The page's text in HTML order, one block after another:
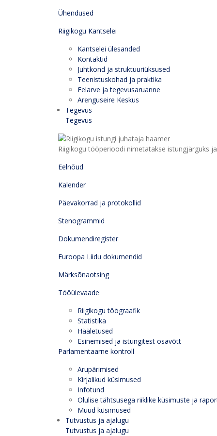
Ühendused
Riigikogu Kantselei
Kantselei ülesanded
Kontaktid
Juhtkond ja struktuuriüksused
Teenistuskohad ja praktika
Eelarve ja tegevusaruanne
Arenguseire Keskus
Tegevus
Tegevus
Riigikogu tööperioodi nimetatakse istungjärguks
Eelnõud
Kalender
Päevakorrad ja protokollid
Stenogrammid
Dokumendiregister
Euroopa Liidu dokumendid
Märksõnaotsing
Tööülevaade
Riigikogu töögraafik
Statistika
Hääletused
Esinemised ja istungitest osavõtt
Parlamentaarne kontroll
Arupärimised
Kirjalikud küsimused
Infotund
Olulise tähtsusega riiklike küsimuste ja
Muud küsimused
Tutvustus ja ajalugu
Tutvustus ja ajalugu